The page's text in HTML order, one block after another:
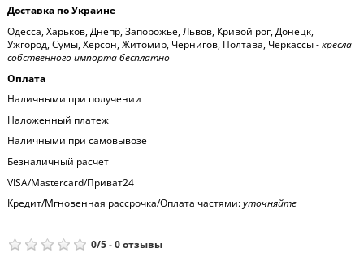
Доставка по Украине
Одесса, Харьков, Днепр, Запорожье, Львов, Кривой рог, Донецк,
Ужгород, Сумы, Херсон, Житомир, Чернигов, Полтава, Черкассы -кресла
собственного импорта бесплатно
Оплата
Наличными при получении
Наложенный платеж
Наличными при самовывозе
Безналичный расчет
VISA/Mastercard/Приват24
Кредит/Мгновенная рассрочка/Оплата частями:уточняйте
0/5-0отзывы